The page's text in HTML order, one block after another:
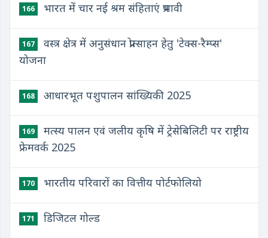
166 भारत में चार नई श्रम संहिताएं प्रभावी
167
वस्त्र क्षेत्र में अनुसंधान प्रोत्साहन हेतु 'टेक्स-रैम्प्स'
योजना
168 आधारभूत पशुपालन सांख्यिकी 2025
169
मत्स्य पालन एवं जलीय कृषि में ट्रेसेबिलिटी पर राष्ट्रीय
फ्रेमवर्क 2025
170 भारतीय परिवारों का वित्तीय पोर्टफोलियो
171 डिजिटल गोल्ड